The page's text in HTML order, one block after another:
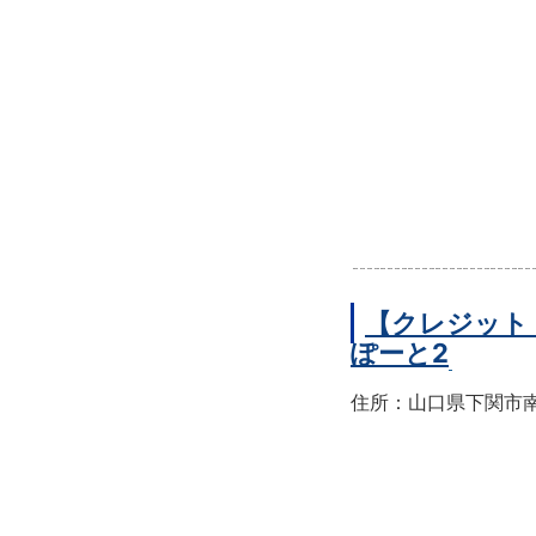
【クレジッ
ぽーと2
住所：山口県下関市